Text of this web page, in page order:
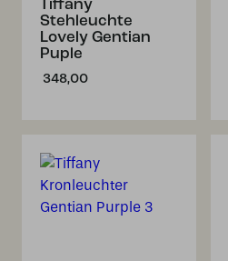
Tiffany
Stehleuchte
Lovely Gentian
Puple
348,00